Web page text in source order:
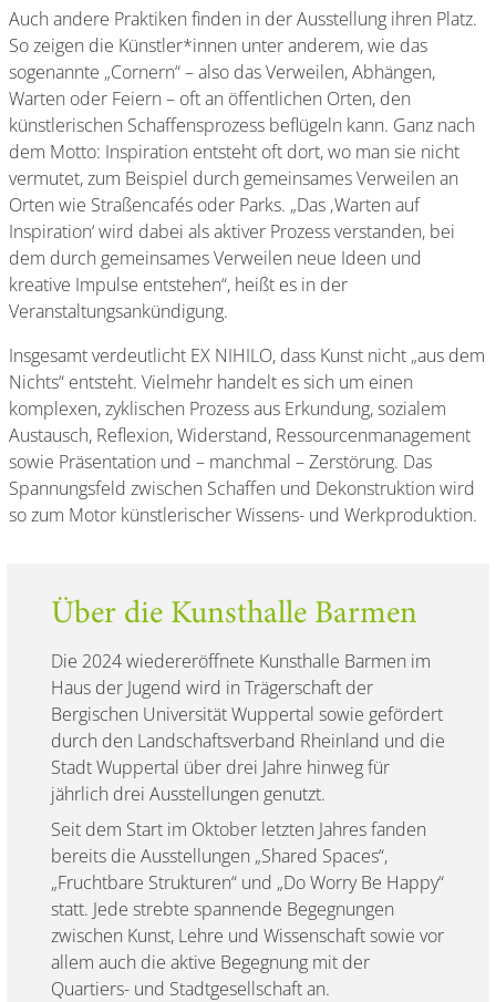
Auch andere Praktiken finden in der Ausstellung ihren Platz.
So zeigen die Künstler*innen unter anderem, wie das
sogenannte „Cornern“ – also das Verweilen, Abhängen,
Warten oder Feiern – oft an öffentlichen Orten, den
künstlerischen Schaffensprozess beflügeln kann. Ganz nach
dem Motto: Inspiration entsteht oft dort, wo man sie nicht
vermutet, zum Beispiel durch gemeinsames Verweilen an
Orten wie Straßencafés oder Parks. „Das ‚Warten auf
Inspiration‘ wird dabei als aktiver Prozess verstanden, bei
dem durch gemeinsames Verweilen neue Ideen und
kreative Impulse entstehen“, heißt es in der
Veranstaltungsankündigung.
Insgesamt verdeutlicht EX NIHILO, dass Kunst nicht „aus dem
Nichts“ entsteht. Vielmehr handelt es sich um einen
komplexen, zyklischen Prozess aus Erkundung, sozialem
Austausch, Reflexion, Widerstand, Ressourcenmanagement
sowie Präsentation und – manchmal – Zerstörung. Das
Spannungsfeld zwischen Schaffen und Dekonstruktion wird
so zum Motor künstlerischer Wissens- und Werkproduktion.
Über die Kunsthalle Barmen
Die 2024 wiedereröffnete Kunsthalle Barmen im
Haus der Jugend wird in Trägerschaft der
Bergischen Universität Wuppertal sowie gefördert
durch den Landschaftsverband Rheinland und die
Stadt Wuppertal über drei Jahre hinweg für
jährlich drei Ausstellungen genutzt.
Seit dem Start im Oktober letzten Jahres fanden
bereits die Ausstellungen „Shared Spaces“,
„Fruchtbare Strukturen“ und „Do Worry Be Happy“
statt. Jede strebte spannende Begegnungen
zwischen Kunst, Lehre und Wissenschaft sowie vor
allem auch die aktive Begegnung mit der
Quartiers- und Stadtgesellschaft an.